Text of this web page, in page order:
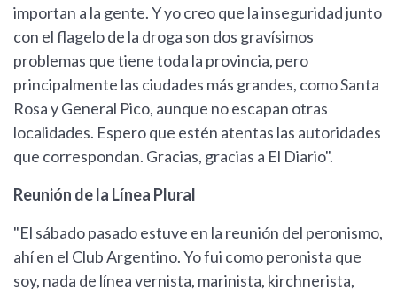
importan a la gente. Y yo creo que la inseguridad junto
con el flagelo de la droga son dos gravísimos
problemas que tiene toda la provincia, pero
principalmente las ciudades más grandes, como Santa
Rosa y General Pico, aunque no escapan otras
localidades. Espero que estén atentas las autoridades
que correspondan. Gracias, gracias a El Diario".
Reunión de la Línea Plural
"El sábado pasado estuve en la reunión del peronismo,
ahí en el Club Argentino. Yo fui como peronista que
soy, nada de línea vernista, marinista, kirchnerista,